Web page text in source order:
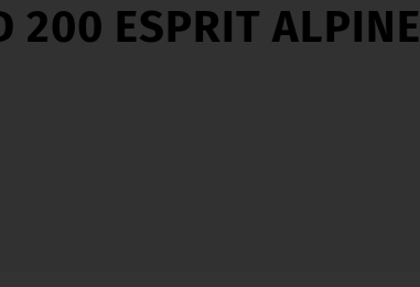
200 ESPRIT ALPINE